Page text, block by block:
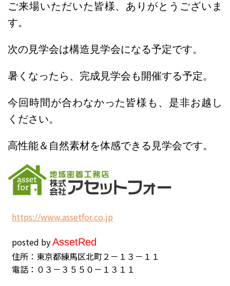
ご来場いただいた皆様、ありがとうございま
す。
次の見学会は構造見学会になる予定です。
暑くなったら、完成見学会も開催する予定。
今回時間が合わなかった皆様も、是非お越し
ください。
高性能＆自然素材を体感できる見学会です。
https://www.assetfor.co.jp
posted byAssetRed
住所：東京都練馬区北町２－１３－１１
電話：０３－３５５０－１３１１